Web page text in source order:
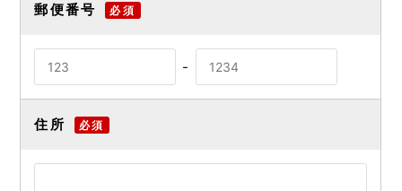
郵便番号 必須
-
住所 必須